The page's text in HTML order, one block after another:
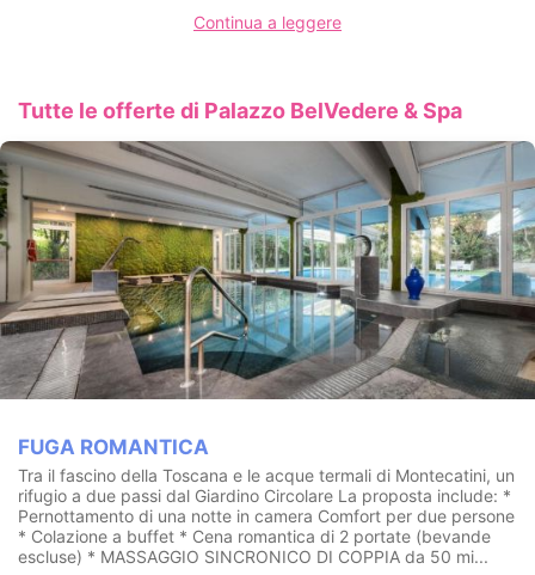
di Montecatini-Terme guidano l'ospite all'interno dei percorsi
CIN: IT047011A1OUWB4RZH
Continua a leggere
Tutte le offerte di Palazzo BelVedere & Spa
FUGA ROMANTICA
Tra il fascino della Toscana e le acque termali di Montecatini, un
rifugio a due passi dal Giardino Circolare La proposta include: *
Pernottamento di una notte in camera Comfort per due persone
* Colazione a buffet * Cena romantica di 2 portate (bevande
escluse) * MASSAGGIO SINCRONICO DI COPPIA da 50 mi...